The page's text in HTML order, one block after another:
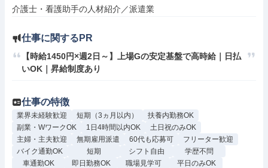
介護士・看護助手の人材紹介／派遣業
仕事に関するPR
【時給1450円×週2日～】上場Gの安定基盤で高時給｜日払
いOK｜昇給制度あり
仕事の特徴
業界未経験歓迎 短期（3ヵ月以内）
扶養内勤務OK
副業・WワークOK
1日4時間以内OK
土日祝のみOK
主婦・主夫歓迎
無期雇用派遣 60代も応募可
フリーター歓迎
バイク通勤OK
短期 シフト自由
学歴不問
車通勤OK
即日勤務OK 職場見学可
平日のみOK